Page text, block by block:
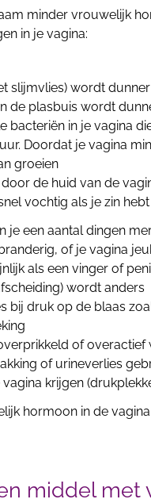
minder vrouwelijk
in je vagina:
slijmvlies) wordt dunner
de plasbuis wordt
bacteriën in je vagina
Doordat je vagina
groeien
de huid van de
vochtig als je zin hebt
je een aantal dingen
of je vagina
als een vinger of
wordt anders
bij druk op de blaas
of overactief
of urineverlies
krijgen
hormoon in de
middel met